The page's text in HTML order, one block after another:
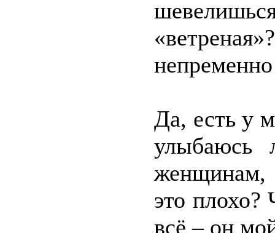
Да, есть у
улыбаюсь
женщинам,
это плохо?
всё – он